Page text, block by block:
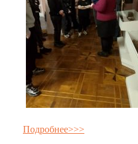
Подробнее>>>